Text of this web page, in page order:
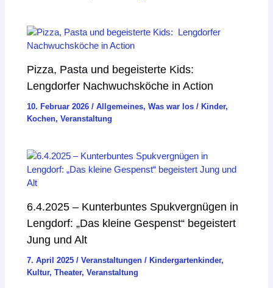
Pizza, Pasta und begeisterte Kids:
Lengdorfer Nachwuchsköche in Action
10. Februar 2026/Allgemeines,Was war los / Kinder,
Kochen,Veranstaltung
6.4.2025 – Kunterbuntes Spukvergnügen in
Lengdorf: „Das kleine Gespenst“ begeistert
Jung und Alt
7. April 2025/Veranstaltungen / Kindergartenkinder,
Kultur,Theater,Veranstaltung